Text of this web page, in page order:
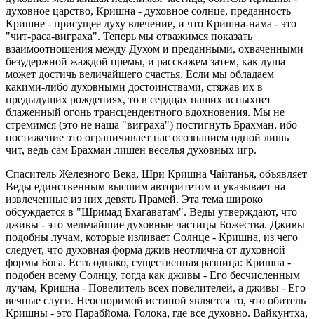
духовное царство, Кришна - духовное солнце, преданность
Кришне - присущее духу влечение, и что Кришна-нама - это
"чит-раса-виграха". Теперь мы отважимся показать
взаимоотношения между Духом и преданными, охваченными
безудержной жаждой премы, и расскажем затем, как душа
может достичь величайшего счастья. Если мы обладаем
какими-либо духовными достоинствами, стяжав их в
предыдущих рождениях, то в сердцах наших вспыхнет
блаженный огонь трансцендентного вдохновения. Мы не
стремимся (это не наша "виграха") постигнуть Брахман, ибо
постижение это ограничивает нас осознанием одной лишь
чит, ведь сам Брахман лишен веселья духовных игр.
Спаситель Железного Века, Шри Кришна Чайтанья, объявляет
Веды единственным высшим авторитетом и указывает на
извлеченные из них девять Прамей. Эта тема широко
обсуждается в "Шримад Бхагаватам". Веды утверждают, что
дживы - это мельчайшие духовные частицы Божества. Дживы
подобны лучам, которые изливает Солнце - Кришна, из чего
следует, что духовная форма джив неотлична от духовной
формы Бога. Есть однако, существенная разница: Кришна -
подобен всему Солнцу, тогда как дживы - Его бесчисленным
лучам, Кришна - Повелитель всех повелителей, а дживы - Его
вечные слуги. Неоспоримой истиной является то, что обитель
Кришны - это Парабйома, Голока, где все духовно. Вайкунтха,